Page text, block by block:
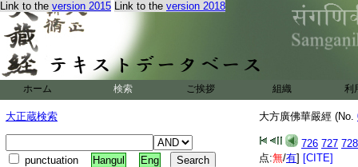
Link to the version 2015 Link to the version 2018
ホーム 検索 ご挨拶 組織 利
大正蔵検索
punctuation Hangul Eng
大方廣佛華嚴經 (No.
726 727 728
点:無/有] [CITE]
種心性。種種欲樂
差別。而爲演説相
藐三菩提得不退轉
一切障礙輪般若波
善心般若波羅蜜門
門。無礙眞實藏般
若波羅蜜門。清淨
遍出生種種語言神
十般若波羅蜜門。